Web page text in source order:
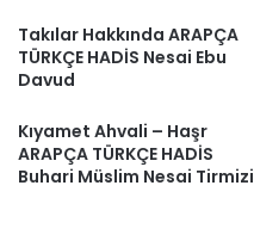
Takılar Hakkında ARAPÇA
TÜRKÇE HADİS Nesai Ebu
Davud
Kıyamet Ahvali – Haşr
ARAPÇA TÜRKÇE HADİS
Buhari Müslim Nesai Tirmizi